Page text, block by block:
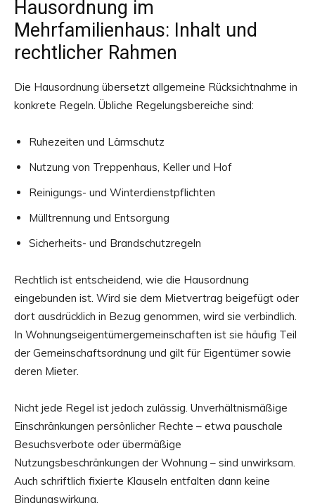
Hausordnung im
Mehrfamilienhaus: Inhalt und
rechtlicher Rahmen
Die Hausordnung übersetzt allgemeine Rücksichtnahme in
konkrete Regeln. Übliche Regelungsbereiche sind:
Ruhezeiten und Lärmschutz
Nutzung von Treppenhaus, Keller und Hof
Reinigungs- und Winterdienstpflichten
Mülltrennung und Entsorgung
Sicherheits- und Brandschutzregeln
Rechtlich ist entscheidend, wie die Hausordnung
eingebunden ist. Wird sie dem Mietvertrag beigefügt oder
dort ausdrücklich in Bezug genommen, wird sie verbindlich.
In Wohnungseigentümergemeinschaften ist sie häufig Teil
der Gemeinschaftsordnung und gilt für Eigentümer sowie
deren Mieter.
Nicht jede Regel ist jedoch zulässig. Unverhältnismäßige
Einschränkungen persönlicher Rechte – etwa pauschale
Besuchsverbote oder übermäßige
Nutzungsbeschränkungen der Wohnung – sind unwirksam.
Auch schriftlich fixierte Klauseln entfalten dann keine
Bindungswirkung.